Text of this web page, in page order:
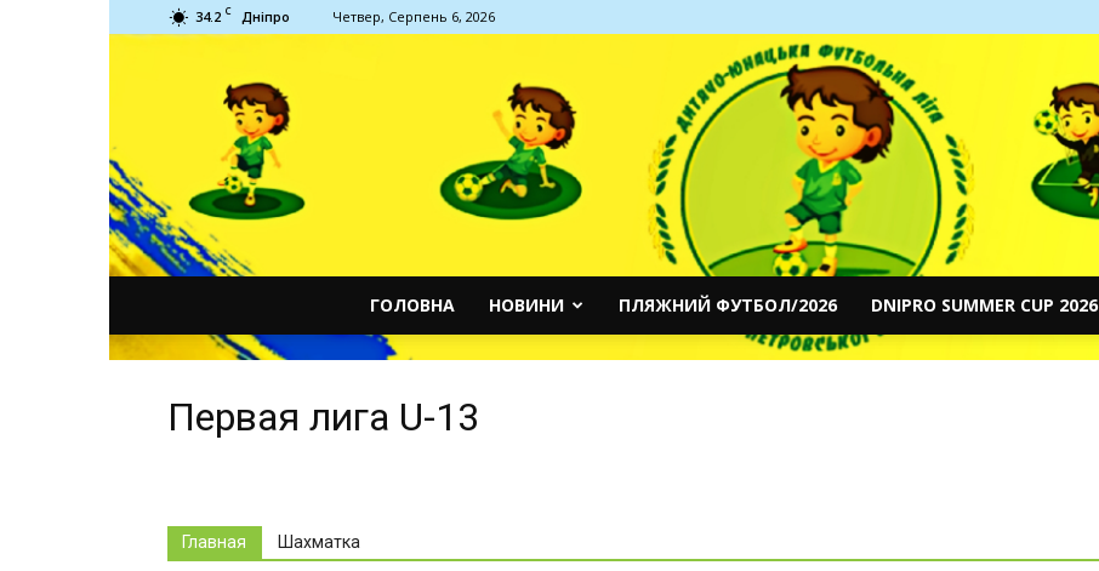
34.2 C Дніпро Четвер, Серпень 6, 2026
ГОЛОВНА НОВИНИ ПЛЯЖНИЙ ФУТБОЛ/2026 DNIPRO SUMMER CUP 2026
Первая лига U-13
Главная Шахматка